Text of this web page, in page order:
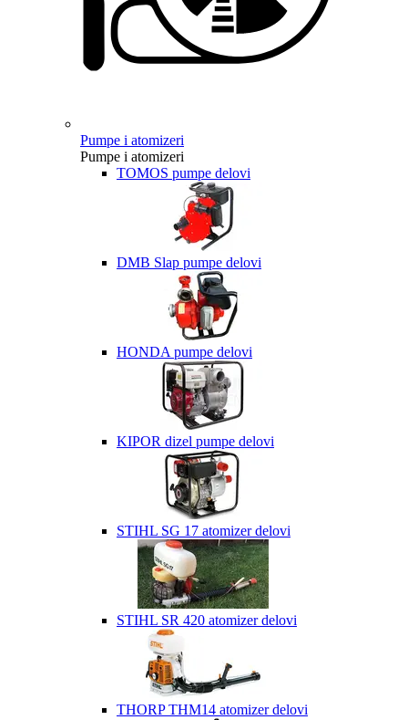
Pumpe i atomizeri
Pumpe i atomizeri
TOMOS pumpe delovi
DMB Slap pumpe delovi
HONDA pumpe delovi
KIPOR dizel pumpe delovi
STIHL SG 17 atomizer delovi
STIHL SR 420 atomizer delovi
THORP THM14 atomizer delovi